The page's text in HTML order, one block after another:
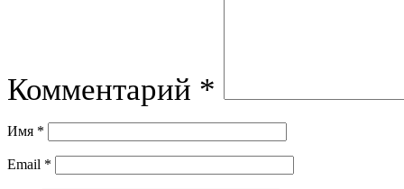
Комментарий *
Имя *
Email *